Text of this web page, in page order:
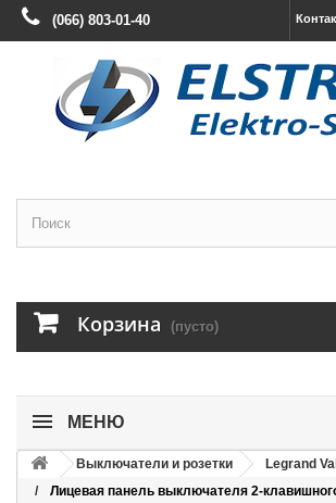
(066) 803-01-40
Корзина (пусто)
МЕНЮ
Выключатели и розетки
Legrand
Лицевая панель выключателя 2-